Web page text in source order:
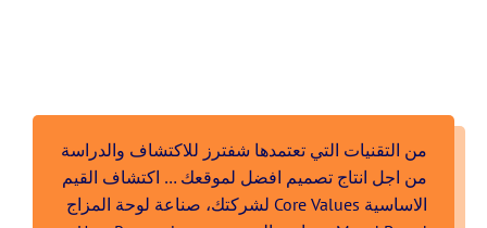
من التقنيات التي تعتمدها شفترز للاكتشاف والدراسة
من اجل انتاج تصميم افضل لموقعك … اكتشاف القيم
الاساسية Core Values لشركتك، صناعة لوحة المزاج